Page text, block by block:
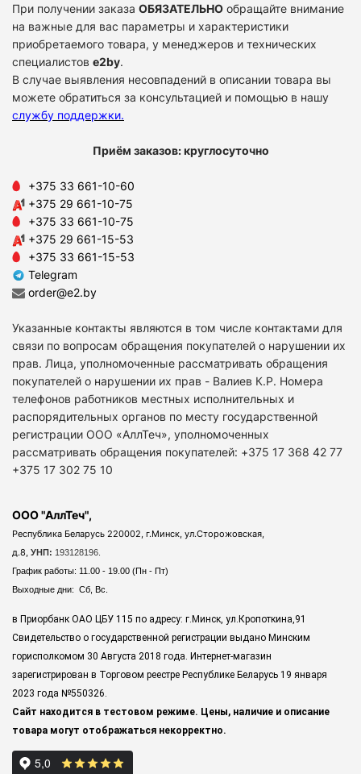
При получении заказа ОБЯЗАТЕЛЬНО обращайте внимание
на важные для вас параметры и характеристики
приобретаемого товара, у менеджеров и технических
специалистов e2by.
В случае выявления несовпадений в описании товара вы
можете обратиться за консультацией и помощью в нашу
службу поддержки.
Приём заказов: круглосуточно
+375 33 661-10-60
+375 29 661-10-75
+375 33 661-10-75
+375 29 661-15-53
+375 33 661-15-53
Telegram
order@e2.by
Указанные контакты являются в том числе контактами для
связи по вопросам обращения покупателей о нарушении их
прав. Лица, уполномоченные рассматривать обращения
покупателей о нарушении их прав - Валиев К.Р. Номера
телефонов работников местных исполнительных и
распорядительных органов по месту государственной
регистрации ООО «АллТеч», уполномоченных
рассматривать обращения покупателей: +375 17 368 42 77
+375 17 302 75 10
ООО "АллТеч",
Республика Беларусь 220002, г.Минск, ул.Сторожовская,
д.8, УНП: 193128196.
График работы: 11.00 - 19.00 (Пн - Пт)
Выходные дни: Сб, Вс.
в Приорбанк ОАО ЦБУ 115 по адресу: г.Минск, ул.Кропоткина,91
Свидетельство о государственной регистрации выдано Минским
горисполкомом 30 Августа 2018 года. Интернет-магазин
зарегистрирован в Торговом реестре Республике Беларусь 19 января
2023 года №550326.
Сайт находится в тестовом режиме. Цены, наличие и описание
товара могут отображаться некорректно.